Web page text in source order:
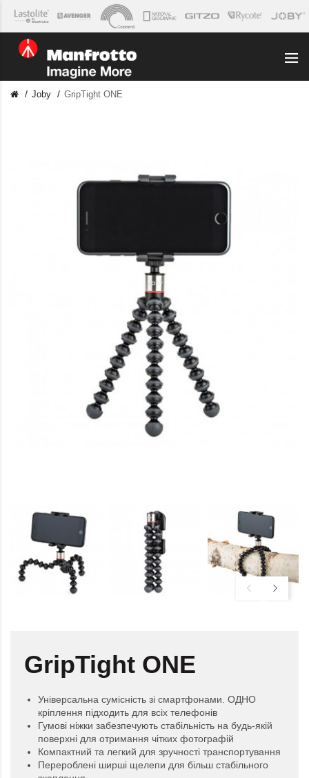
Joby GripTight ONE
GripTight ONE
Універсальна сумісність зі смартфонами. ОДНО
кріплення підходить для всіх телефонів
Гумові ніжки забезпечують стабільність на будь-якій
поверхні для отримання чітких фотографій
Компактний та легкий для зручності транспортування
Перероблені ширші щелепи для більш стабільного